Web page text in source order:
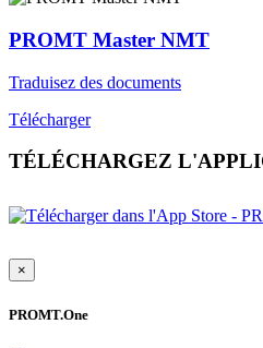
PROMT Master NMT
Traduisez des documents
Télécharger
TÉLÉCHARGEZ
×
PROMT.One